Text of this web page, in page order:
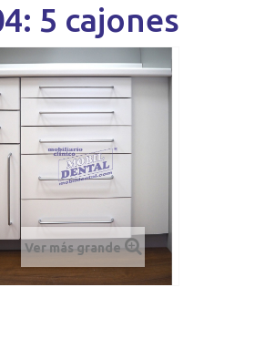
5 cajones
Ver más grande